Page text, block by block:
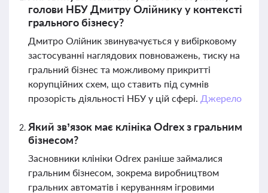
голови НБУ Дмитру Олійнику у контексті
грального бізнесу?
Дмитро Олійник звинувачується у вибірковому
застосуванні наглядових повноважень, тиску на
гральний бізнес та можливому прикритті
корупційних схем, що ставить під сумнів
прозорість діяльності НБУ у цій сфері. Джерело
Який зв’язок має клініка Odrex з гральним
бізнесом?
Засновники клініки Odrex раніше займалися
гральним бізнесом, зокрема виробництвом
гральних автоматів і керуванням ігровими